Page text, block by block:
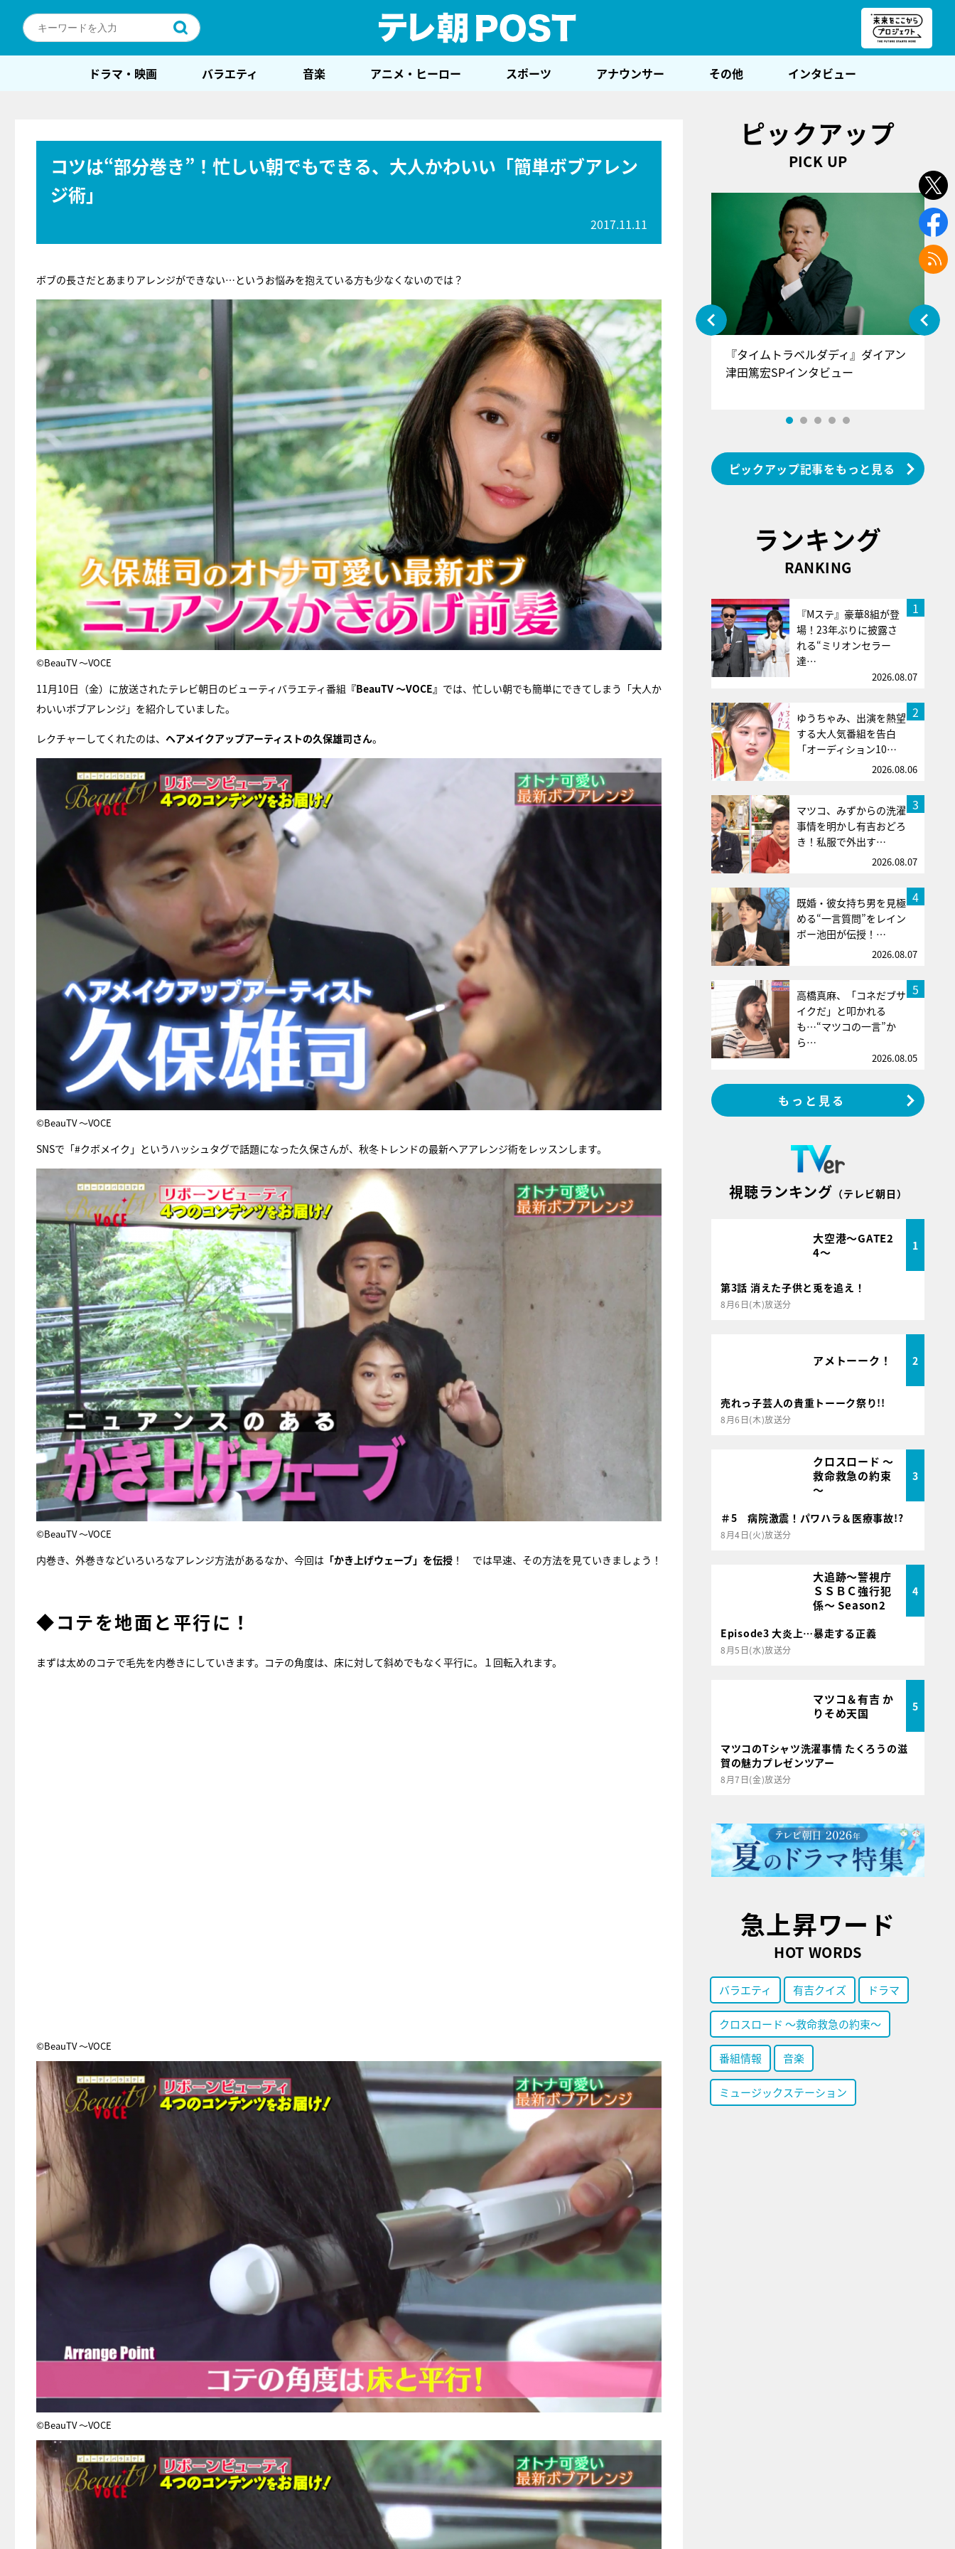
ドラマ・映画 バラエティ 音楽 アニメ・ヒーロー スポーツ アナウンサー その他 インタビュー
コツは“部分巻き”！忙しい朝でもできる、大人かわいい「簡単ボブアレン
ジ術」
2017.11.11
ボブの長さだとあまりアレンジができない…というお悩みを抱えている方も少なくないのでは？
©BeauTV ～VOCE
11月10日（金）に放送されたテレビ朝日のビューティバラエティ番組 『BeauTV ～VOCE』 では、忙しい朝でも簡単にできてしまう「大人か
わいいボブアレンジ」を紹介していました。
レクチャーしてくれたのは、 ヘアメイクアップアーティストの久保雄司さん。
©BeauTV ～VOCE
SNSで「#クボメイク」というハッシュタグで話題になった久保さんが、秋冬トレンドの最新ヘアアレンジ術をレッスンします。
©BeauTV ～VOCE
内巻き、外巻きなどいろいろなアレンジ方法があるなか、今回は 「かき上げウェーブ」を伝授 ！ では早速、その方法を見ていきましょう！
◆コテを地面と平行に！
まずは太めのコテで毛先を内巻きにしていきます。コテの角度は、床に対して斜めでもなく平行に。１回転入れます。
©BeauTV ～VOCE
©BeauTV ～VOCE
ピックアップ
PICK UP
『アイ＝ラブ！げーみんぐ』＝LOV
E齋藤樹愛羅＆佐々木舞香SPインタ
ビュー
『タイムトラベルダディ』ダイアン
津田篤宏SPインタビュー
ピックアップ記事をもっと見る
ランキング
RANKING
1
『Mステ』豪華8組が登
場！23年ぶりに披露さ
れる“ミリオンセラー
達…
2026.08.07
2
ゆうちゃみ、出演を熱望
する大人気番組を告白
「オーディション10…
2026.08.06
3
マツコ、みずからの洗濯
事情を明かし有吉おどろ
き！私服で外出す…
2026.08.07
4
既婚・彼女持ち男を見極
める“一言質問”をレイン
ボー池田が伝授！…
2026.08.07
5
高橋真麻、「コネだブサ
イクだ」と叩かれる
も…“マツコの一言”か
ら…
2026.08.05
もっと見る
視聴ランキング （テレビ朝日）
大空港～GATE2
4～
1
第3話 消えた子供と兎を追え！
8月6日(木)放送分
アメトーーク！ 2
売れっ子芸人の貴重トーーク祭り!!
8月6日(木)放送分
クロスロード ～
救命救急の約束
～
3
＃5 病院激震！パワハラ＆医療事故!?
8月4日(火)放送分
大追跡～警視庁
ＳＳＢＣ強行犯
係～ Season2
4
Episode3 大炎上…暴走する正義
8月5日(水)放送分
マツコ＆有吉 か
りそめ天国
5
マツコのTシャツ洗濯事情 たくろうの滋
賀の魅力プレゼンツアー
8月7日(金)放送分
急上昇ワード
HOT WORDS
バラエティ 有吉クイズ ドラマ
クロスロード ～救命救急の約束～
番組情報 音楽
ミュージックステーション